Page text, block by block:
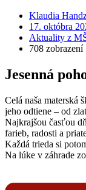
Klaudia
17. októbra
Aktuality z
708 zobrazení
Jesenná
Celá naša materská
jeho odtiene – od
Najkrajšou časťou
farieb, radosti a
Každá trieda si
Na lúke v záhrade